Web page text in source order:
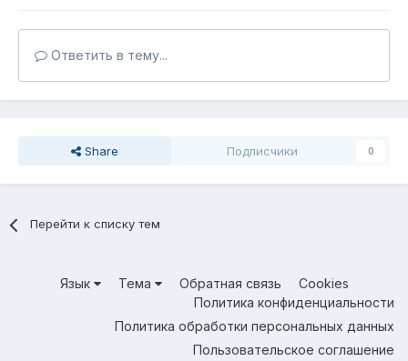
Ответить в тему...
Share Подписчики 0
Перейти к списку тем
Язык Тема Обратная связь
Cookies
Политика конфиденциальности
Политика обработки персональных данных
Пользовательское соглашение